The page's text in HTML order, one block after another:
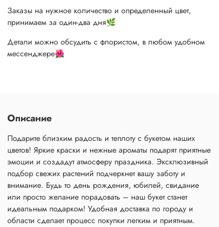
Заказы на нужное количество и определенный цвет,
принимаем за один-два дня🌿
Детали можно обсудить с флористом, в любом удобном
мессенджере🌺
Описание
Подарите близким радость и теплоту с букетом наших
цветов! Яркие краски и нежные ароматы подарят приятные
эмоции и создадут атмосферу праздника. Эксклюзивный
подбор свежих растений подчеркнет вашу заботу и
внимание. Будь то день рождения, юбилей, свидание
или просто желание порадовать – наш букет станет
идеальным подарком! Удобная доставка по городу и
области сделает процесс покупки легким и приятным.